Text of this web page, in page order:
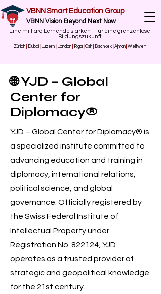
VBNN Smart Education Group
VBNN Vision Beyond Next Now
Eine milliard Lernende stärken – für eine grenzenlose
Bildungszukunft
Zürich Dubai Luzern London Riga Osh Bischkek Ajman |Weltweit
🌐 YJD – Global
Center for
Diplomacy®
YJD – Global Center for Diplomacy® is
a specialized institute committed to
advancing education and training in
diplomacy, international relations,
political science, and global
governance. Officially registered by
the Swiss Federal Institute of
Intellectual Property under
Registration No. 822124, YJD
operates as a trusted provider of
strategic and geopolitical knowledge
for the 21st century.